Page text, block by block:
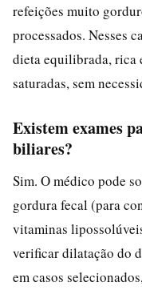
refeições muito
processados. Nesses
dieta equilibrada, rica
saturadas, sem
Existem exames
biliares?
Sim. O médico pode
gordura fecal (para
vitaminas
verificar dilatação do
em casos